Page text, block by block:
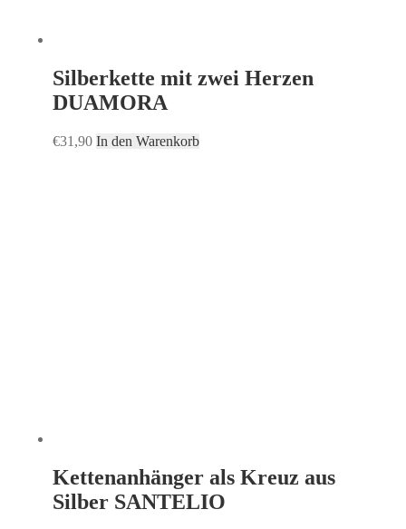
Silberkette mit zwei Herzen
DUAMORA
€31,90 In den Warenkorb
Kettenanhänger als Kreuz aus
Silber SANTELIO